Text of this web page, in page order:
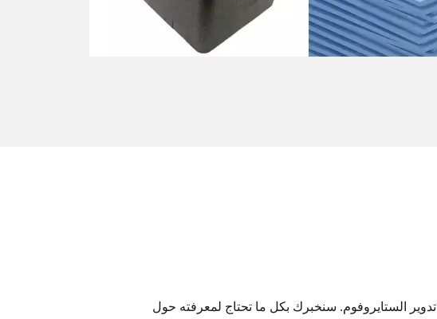
الستايروفوم. سنخبرك بكل ما تحتاج لمعرفته حول